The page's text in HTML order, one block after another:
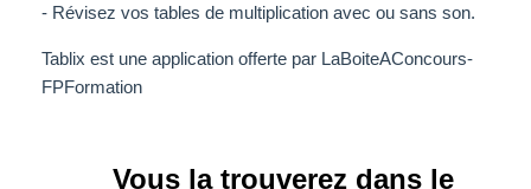
- Révisez vos tables de multiplication avec ou sans son.
Tablix est une application offerte par LaBoiteAConcours-
FPFormation
Vous la trouverez dans le